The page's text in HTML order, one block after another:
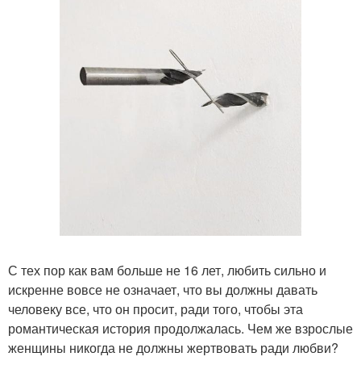
С тех пор как вам больше не 16 лет, любить сильно и
искренне вовсе не означает, что вы должны давать
человеку все, что он просит, ради того, чтобы эта
романтическая история продолжалась. Чем же взрослые
женщины никогда не должны жертвовать ради любви?